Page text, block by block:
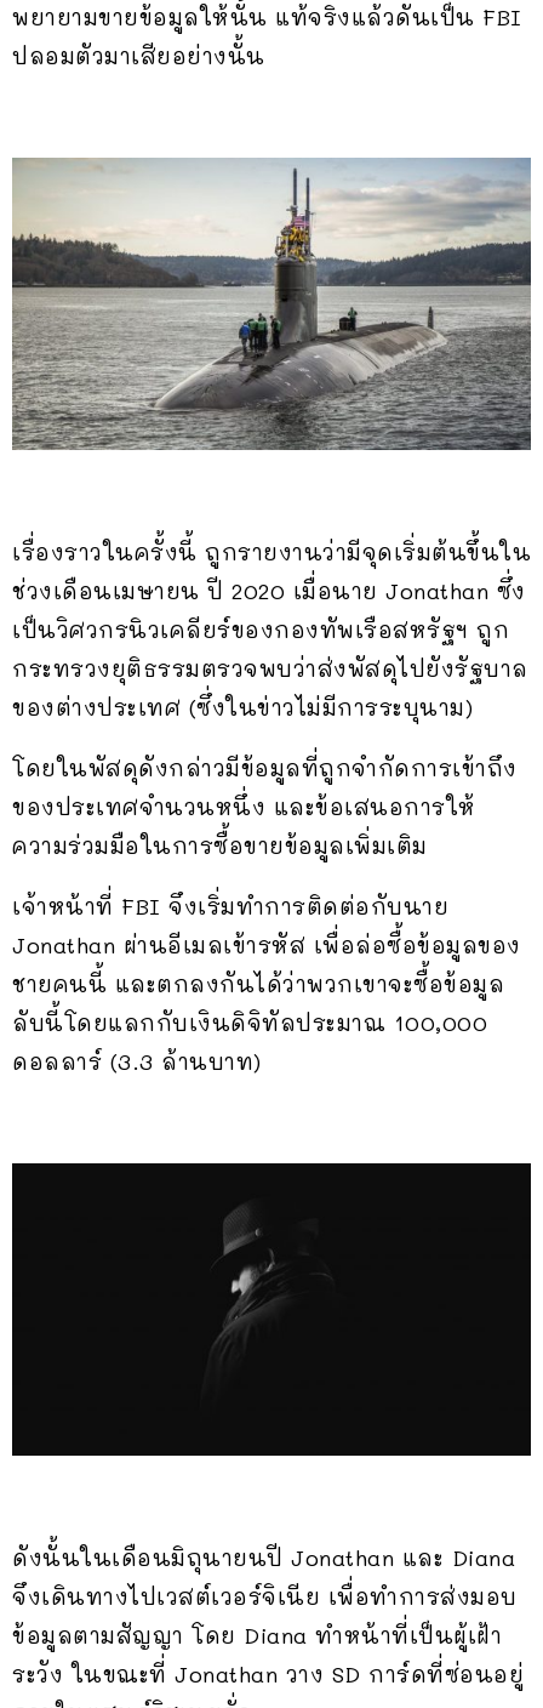
พยายามขายข้อมูลให้นั้น แท้จริงแล้วดันเป็น FBI
ปลอมตัวมาเสียอย่างนั้น
เรื่องราวในครั้งนี้ ถูกรายงานว่ามีจุดเริ่มต้นขึ้นใน
ช่วงเดือนเมษายน ปี 2020 เมื่อนาย Jonathan ซึ่ง
เป็นวิศวกรนิวเคลียร์ของกองทัพเรือสหรัฐฯ ถูก
กระทรวงยุติธรรมตรวจพบว่าส่งพัสดุไปยังรัฐบาล
ของต่างประเทศ (ซึ่งในข่าวไม่มีการระบุนาม)
โดยในพัสดุดังกล่าวมีข้อมูลที่ถูกจำกัดการเข้าถึง
ของประเทศจำนวนหนึ่ง และข้อเสนอการให้
ความร่วมมือในการซื้อขายข้อมูลเพิ่มเติม
เจ้าหน้าที่ FBI จึงเริ่มทำการติดต่อกับนาย
Jonathan ผ่านอีเมลเข้ารหัส เพื่อล่อซื้อข้อมูลของ
ชายคนนี้ และตกลงกันได้ว่าพวกเขาจะซื้อข้อมูล
ลับนี้โดยแลกกับเงินดิจิทัลประมาณ 100,000
ดอลลาร์ (3.3 ล้านบาท)
ดังนั้นในเดือนมิถุนายนปี Jonathan และ Diana
จึงเดินทางไปเวสต์เวอร์จิเนีย เพื่อทำการส่งมอบ
ข้อมูลตามสัญญา โดย Diana ทำหน้าที่เป็นผู้เฝ้า
ระวัง ในขณะที่ Jonathan วาง SD การ์ดที่ซ่อนอยู่